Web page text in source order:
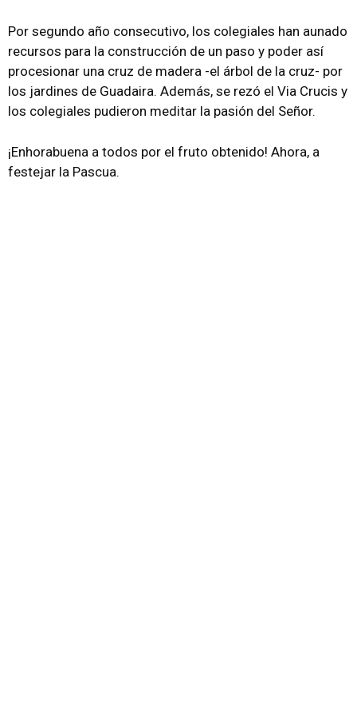
Por segundo año consecutivo, los colegiales han aunado
recursos para la construcción de un paso y poder así
procesionar una cruz de madera -el árbol de la cruz- por
los jardines de Guadaira. Además, se rezó el Via Crucis y
los colegiales pudieron meditar la pasión del Señor.
¡Enhorabuena a todos por el fruto obtenido! Ahora, a
festejar la Pascua.